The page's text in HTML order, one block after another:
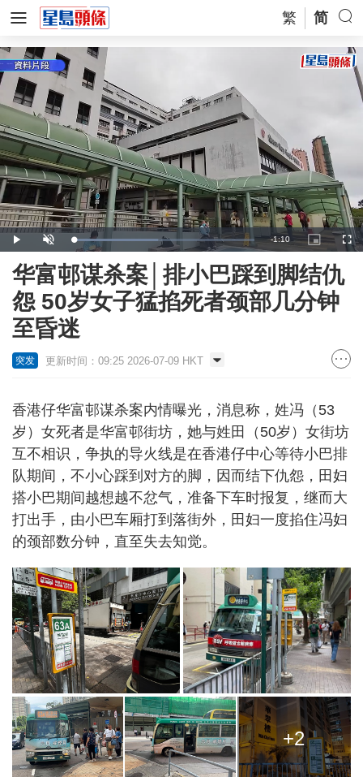
繁 简
Play Unmute Loaded:
46.95%
Remaining
Time
-1:10
Picture-
in-
华富邨谋杀案│排小巴踩到脚结仇
怨 50岁女子猛掐死者颈部几分钟
至昏迷
突发 更新时间：09:25 2026-07-09 HKT
香港仔华富邨谋杀案内情曝光，消息称，姓冯（53
岁）女死者是华富邨街坊，她与姓田（50岁）女街坊
互不相识，争执的导火线是在香港仔中心等待小巴排
队期间，不小心踩到对方的脚，因而结下仇怨，田妇
搭小巴期间越想越不忿气，准备下车时报复，继而大
打出手，由小巴车厢打到落街外，田妇一度掐住冯妇
的颈部数分钟，直至失去知觉。
+2